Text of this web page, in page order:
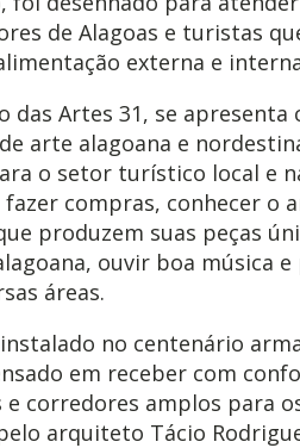
de Alagoas e turistas
externa e
das Artes 31, se
arte alagoana e
o setor turístico local e
fazer compras, conhecer o
produzem suas peças
ouvir boa música
áreas.
no centenário
em receber com
e corredores amplos para
arquiteto Tácio